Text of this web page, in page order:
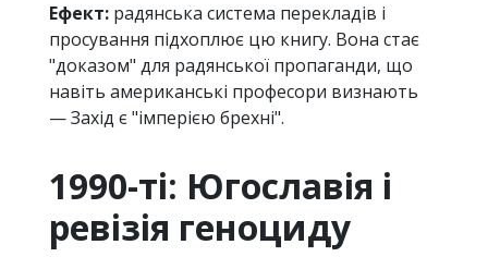
Ефект: радянська система перекладів і
просування підхоплює цю книгу. Вона стає
"доказом" для радянської пропаганди, що
навіть американські професори визнають
— Захід є "імперією брехні".
1990-ті: Югославія і
ревізія геноциду